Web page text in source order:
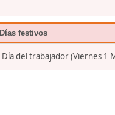
Días festivos
Día del trabajador (Viernes 1